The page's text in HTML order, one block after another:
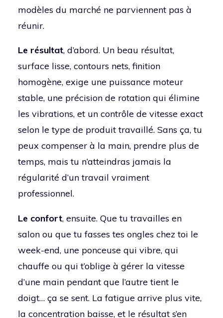
modèles du marché ne parviennent pas à
réunir.
Le résultat, d’abord. Un beau résultat,
surface lisse, contours nets, finition
homogène, exige une puissance moteur
stable, une précision de rotation qui élimine
les vibrations, et un contrôle de vitesse exact
selon le type de produit travaillé. Sans ça, tu
peux compenser à la main, prendre plus de
temps, mais tu n’atteindras jamais la
régularité d’un travail vraiment
professionnel.
Le confort, ensuite. Que tu travailles en
salon ou que tu fasses tes ongles chez toi le
week-end, une ponceuse qui vibre, qui
chauffe ou qui t’oblige à gérer la vitesse
d’une main pendant que l’autre tient le
doigt… ça se sent. La fatigue arrive plus vite,
la concentration baisse, et le résultat s’en